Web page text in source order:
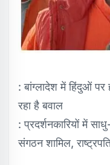
: बांग्लादेश में हिंदुओं पर
रहा है बवाल
: प्रदर्शनकारियों में
संगठन शामिल,